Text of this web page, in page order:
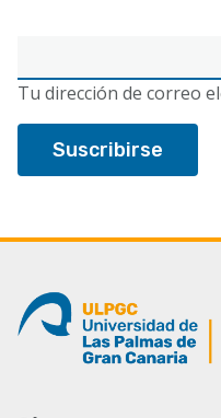
electrónico
Tu dirección de correo